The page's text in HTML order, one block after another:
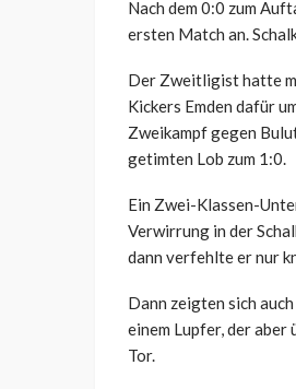
Nach dem 0:0 zum
ersten Match an.
Der Zweitligist hatte
Kickers Emden dafür
Zweikampf gegen
getimten Lob zum 1:0.
Ein Zwei-Klassen-
Verwirrung in der
dann verfehlte er nur
Dann zeigten sich
einem Lupfer, der
Tor.